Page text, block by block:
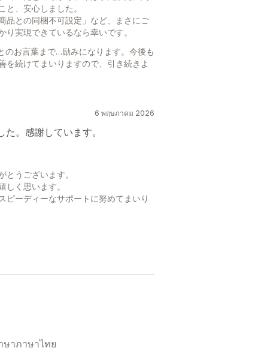
、安心しました。
品との同梱不可設定」など、まさにご
実現できているなら幸いです。
のお言葉まで…励みになります。今後も
を続けてまいりますので、引き続きよ
6 พฤษภาคม 2026
。感謝しています。
とうございます。
く思います。
ピーディーなサポートに努めてまいり
ษาภาษาไทย